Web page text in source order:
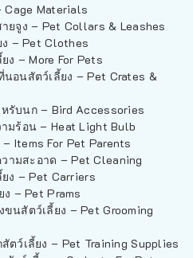
Cage Materials
ยจูง – Pet Collars & Leashes
ง – Pet Clothes
ง – More For Pets
อนสัตว์เลี้ยง – Pet Crates &
รับนก – Bird Accessories
มร้อน – Heat Light Bulb
Items For Pet Parents
มสะอาด – Pet Cleaning
ยง – Pet Carriers
ง – Pet Prams
นสัตว์เลี้ยง – Pet Grooming
ตว์เลี้ยง – Pet Training Supplies